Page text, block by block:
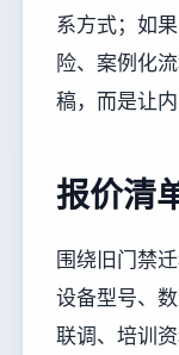
系方式；如
险、案例化
稿，而是让
报价清
围绕旧门禁
设备型号、
联调、培训